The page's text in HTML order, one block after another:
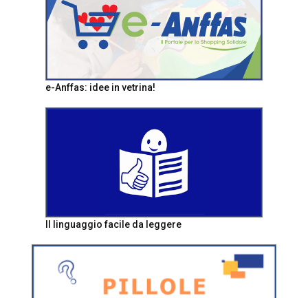
e-Anffas: idee in vetrina!
Il linguaggio facile da leggere